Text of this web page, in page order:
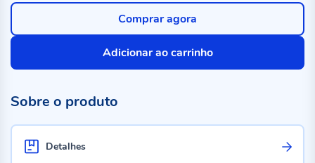
Adicionar ao carrinho
Comprar agora
Sobre o produto
Detalhes